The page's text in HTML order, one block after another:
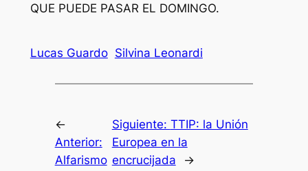
QUE PUEDE PASAR EL DOMINGO.
Lucas Guardo Silvina Leonardi
←
Anterior:
Alfarismo
Siguiente: TTIP: la Unión
Europea en la
encrucijada
→